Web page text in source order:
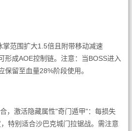
掌范围扩大1.5倍且附带移动减速
形成AOE控制链。注意：当BOSS进入
保留至血量28%阶段使用。
，激活隐藏属性"奇门遁甲"：每损失
特别适合沙巴克城门拉锯战。需注意